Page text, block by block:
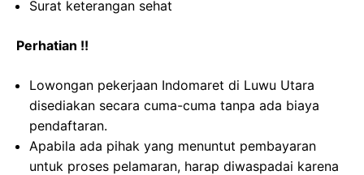
Surat keterangan sehat
Perhatian !!
Lowongan pekerjaan Indomaret di Luwu Utara
disediakan secara cuma-cuma tanpa ada biaya
pendaftaran.
Apabila ada pihak yang menuntut pembayaran
untuk proses pelamaran, harap diwaspadai karena